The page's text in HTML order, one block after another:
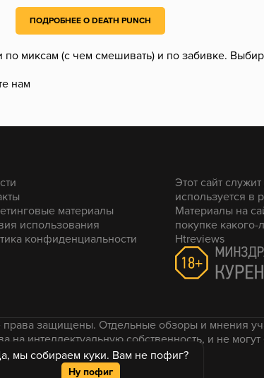
мы собираем куки. Вам не пофиг?
Ну пофиг
ПОДРОБНЕЕ О DEATH PUNCH
миксам (с чем смешивать) и по забивке.
нам
материалы
использования
конфиденциальности
Этот сайт
используется в
Материалы на
покупке какого-
Htreviews
защищены. Отдельные обзоры и мнения
на интеллектуальную собственность, и не